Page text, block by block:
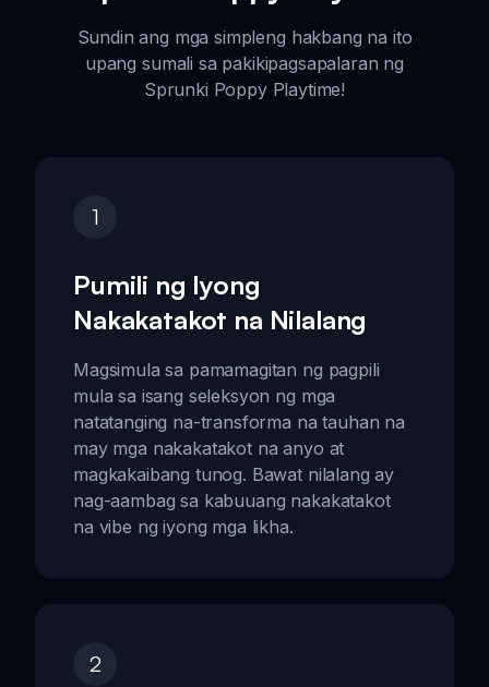
Sundin ang mga simpleng hakbang na ito
upang sumali sa pakikipagsapalaran ng
Sprunki Poppy Playtime!
1
Pumili ng Iyong
Nakakatakot na Nilalang
Magsimula sa pamamagitan ng pagpili
mula sa isang seleksyon ng mga
natatanging na-transforma na tauhan na
may mga nakakatakot na anyo at
magkakaibang tunog. Bawat nilalang ay
nag-aambag sa kabuuang nakakatakot
na vibe ng iyong mga likha.
2